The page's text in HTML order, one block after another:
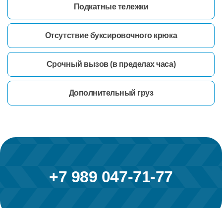
Подкатные тележки
Отсутствие буксировочного крюка
Срочный вызов (в пределах часа)
Дополнительный груз
+7 989 047-71-77